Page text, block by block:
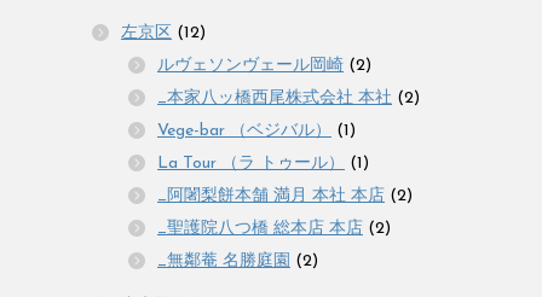
左京区 (12)
ルヴェソンヴェール岡崎 (2)
_本家八ッ橋西尾株式会社 本社 (2)
Vege-bar （ベジバル）
(1)
La Tour （ラ トゥール）
(1)
_阿闍梨餅本舗 満月 本社 本店 (2)
_聖護院八つ橋 総本店 本店 (2)
_無鄰菴 名勝庭園 (2)